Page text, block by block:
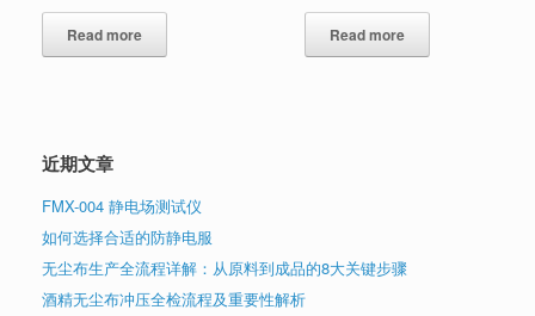
Read more Read more
近期文章
FMX-004 静电场测试仪
如何选择合适的防静电服
无尘布生产全流程详解：从原料到成品的8大关键步骤
酒精无尘布冲压全检流程及重要性解析